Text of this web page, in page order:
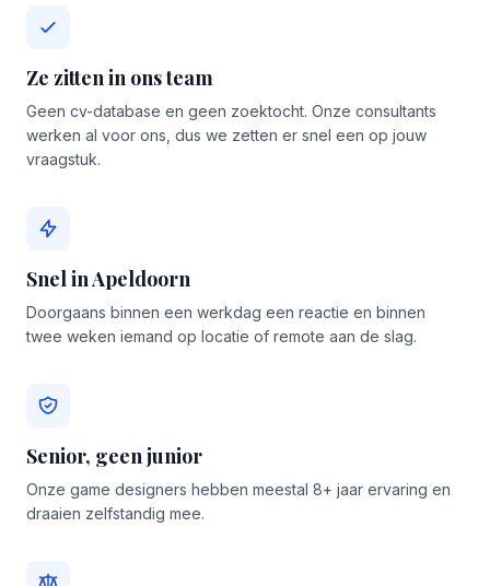
Ze zitten in ons team
Geen cv-database en geen zoektocht. Onze consultants
werken al voor ons, dus we zetten er snel een op jouw
vraagstuk.
Snel in Apeldoorn
Doorgaans binnen een werkdag een reactie en binnen
twee weken iemand op locatie of remote aan de slag.
Senior, geen junior
Onze game designers hebben meestal 8+ jaar ervaring en
draaien zelfstandig mee.